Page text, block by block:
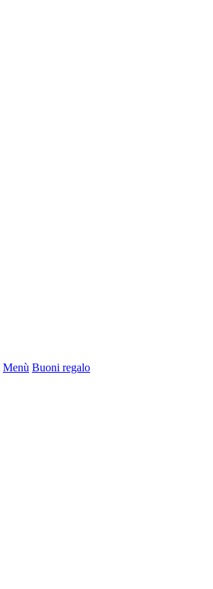
Menù Buoni regalo